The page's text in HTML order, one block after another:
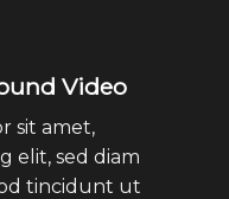
Video
sit amet,
elit, sed diam
tincidunt ut